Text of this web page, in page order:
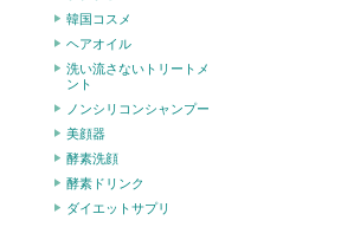
韓国コスメ
ヘアオイル
洗い流さないトリートメ
ント
ノンシリコンシャンプー
美顔器
酵素洗顔
酵素ドリンク
ダイエットサプリ